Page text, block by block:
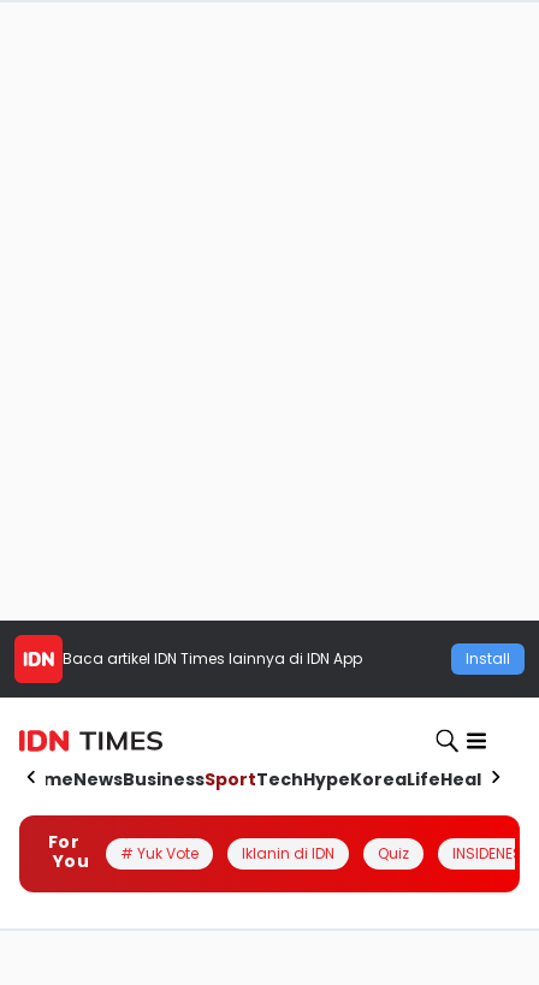
Baca artikel IDN Times lainnya di IDN App Install
HomeNewsBusinessSportTechHypeKoreaLifeHealth
For
You
# Yuk Vote Iklanin di IDN Quiz INSIDENESIA